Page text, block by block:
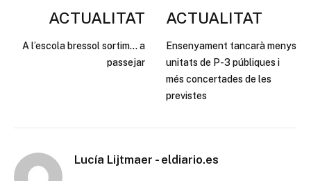
ACTUALITAT
A l’escola bressol sortim… a
passejar
ACTUALITAT
Ensenyament tancarà menys
unitats de P-3 públiques i
més concertades de les
previstes
Lucía Lijtmaer - eldiario.es